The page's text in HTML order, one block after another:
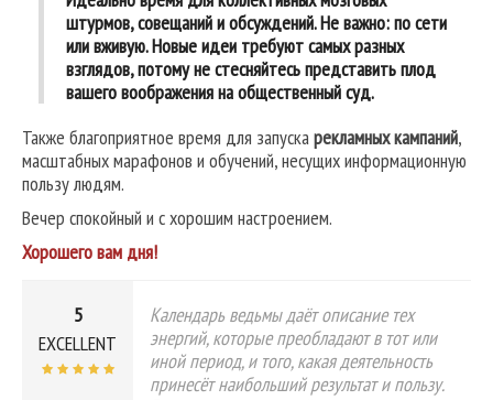
штурмов, совещаний и обсуждений. Не важно: по сети
или вживую. Новые идеи требуют самых разных
взглядов, потому не стесняйтесь представить плод
вашего воображения на общественный суд.
Также благоприятное время для запускарекламных кампаний,
масштабных марафонов и обучений, несущих информационную
пользу людям.
Вечер спокойный и с хорошим настроением.
Хорошего вам дня!
5
EXCELLENT
Календарь ведьмы даёт описание тех
энергий, которые преобладают в тот или
иной период, и того, какая деятельность
принесёт наибольший результат и пользу.